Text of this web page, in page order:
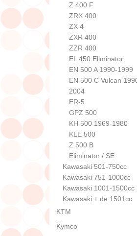
Z 400 F
ZRX 400
ZX 4
ZXR 400
ZZR 400
EL 450 Eliminator
EN 500 A 1990-1999
EN 500 C Vulcan
2004
ER-5
GPZ 500
KH 500 1969-1980
KLE 500
Z 500 B
Eliminator / SE
Kawasaki 501-750cc
Kawasaki 751-1000cc
Kawasaki 1001-1500cc
Kawasaki + de 1501cc
KTM
Kymco